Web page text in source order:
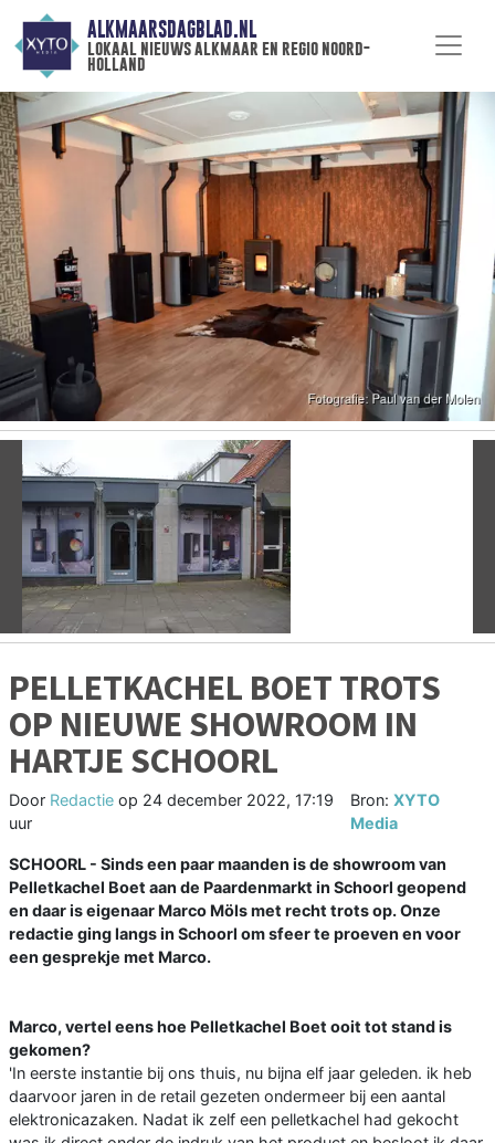
ALKMAARSDAGBLAD.NL
lokaal nieuws alkmaar en regio noord-
holland
Vorige
PELLETKACHEL BOET TROTS
OP NIEUWE SHOWROOM IN
HARTJE SCHOORL
Door Redactie op 24 december 2022, 17:19
uur
Bron: XYTO
Media
SCHOORL - Sinds een paar maanden is de showroom van
Pelletkachel Boet aan de Paardenmarkt in Schoorl geopend
en daar is eigenaar Marco Möls met recht trots op. Onze
redactie ging langs in Schoorl om sfeer te proeven en voor
een gesprekje met Marco.
Marco, vertel eens hoe Pelletkachel Boet ooit tot stand is
gekomen?
'In eerste instantie bij ons thuis, nu bijna elf jaar geleden. ik heb
daarvoor jaren in de retail gezeten ondermeer bij een aantal
elektronicazaken. Nadat ik zelf een pelletkachel had gekocht